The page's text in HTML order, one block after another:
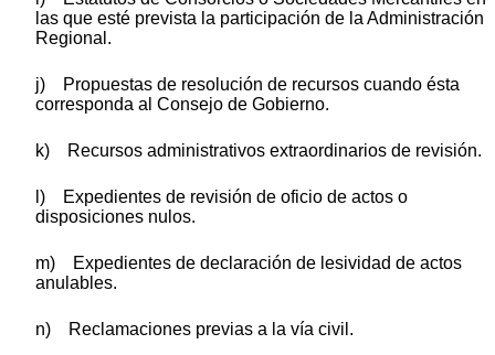
las que esté prevista la participación de la Administración
Regional.
j) Propuestas de resolución de recursos cuando ésta
corresponda al Consejo de Gobierno.
k) Recursos administrativos extraordinarios de revisión.
l) Expedientes de revisión de oficio de actos o
disposiciones nulos.
m) Expedientes de declaración de lesividad de actos
anulables.
n) Reclamaciones previas a la vía civil.